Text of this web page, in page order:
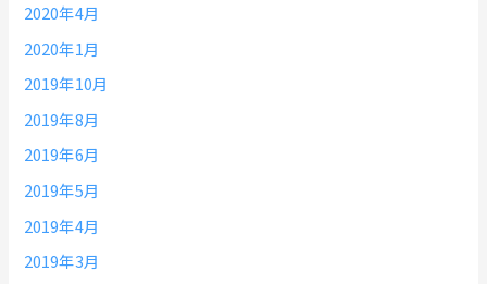
2020年4月
2020年1月
2019年10月
2019年8月
2019年6月
2019年5月
2019年4月
2019年3月